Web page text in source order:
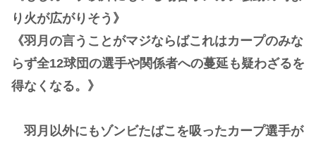
り火が広がりそう》
《羽月の言うことがマジならばこれはカープのみな
らず全12球団の選手や関係者への蔓延も疑わざるを
得なくなる。》
羽月以外にもゾンビたばこを吸ったカープ選手が